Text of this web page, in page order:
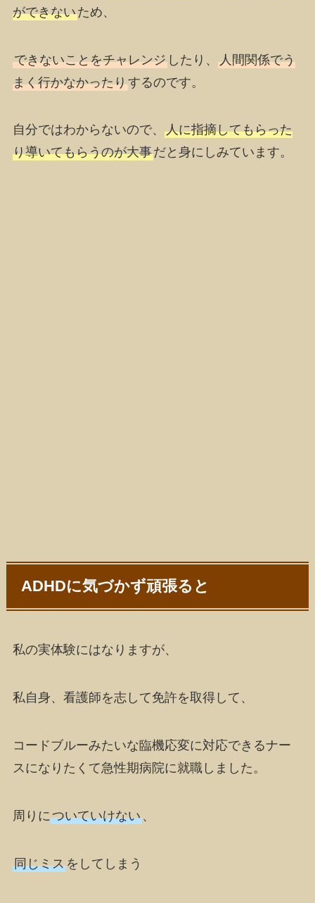
ができないため、
できないことをチャレンジしたり、 人間関係でう
まく行かなかったりするのです。
自分ではわからないので、 人に指摘してもらった
り導いてもらうのが大事だと身にしみています。
ADHDに気づかず頑張ると
私の実体験にはなりますが、
私自身、看護師を志して免許を取得して、
コードブルーみたいな臨機応変に対応できるナー
スになりたくて急性期病院に就職しました。
周りについていけない、
同じミスをしてしまう